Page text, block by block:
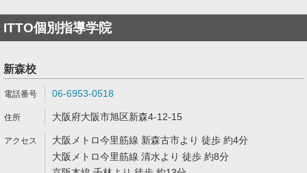
ITTO個別指導学院
新森校
06-6953-0518
大阪府大阪市旭区新森4-12-15
大阪メトロ今里筋線 新森古市より 徒歩 約4分
大阪メトロ今里筋線 清水より 徒歩 約8分